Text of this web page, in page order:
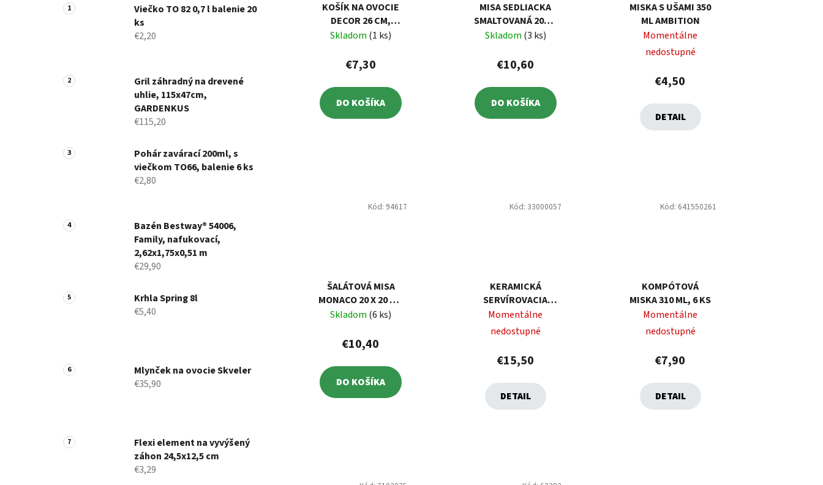
Viečko TO 82 0,7 l balenie 20
ks
€2,20
Gril záhradný na drevené
uhlie, 115x47cm,
GARDENKUS
€115,20
Pohár zavárací 200ml, s
viečkom TO66, balenie 6 ks
€2,80
Bazén Bestway® 54006,
Family, nafukovací,
2,62x1,75x0,51 m
€29,90
Krhla Spring 8l
€5,40
Mlynček na ovocie Skveler
€35,90
Flexi element na vyvýšený
záhon 24,5x12,5 cm
€3,29
KOŠÍK NA OVOCIE
DECOR 26 CM,
AMBITION
Skladom (1 ks)
€7,30
DO KOŠÍKA
MISA SEDLIACKA
SMALTOVANÁ 20CM
DEKOR BODKY
Skladom (3 ks)
€10,60
DO KOŠÍKA
MISKA S UŠAMI 350
ML AMBITION
Momentálne
nedostupné
€4,50
DETAIL
ŠALÁTOVÁ MISA
MONACO 20 X 20 CM
AMBITION
Skladom (6 ks)
€10,40
DO KOŠÍKA
Kód: 94617
KERAMICKÁ
SERVÍROVACIA
MISKA ŠPIRÁLA 26
CM
Momentálne
nedostupné
€15,50
DETAIL
Kód: 33000057
KOMPÓTOVÁ
MISKA 310 ML, 6 KS
Momentálne
nedostupné
€7,90
DETAIL
Kód: 641550261